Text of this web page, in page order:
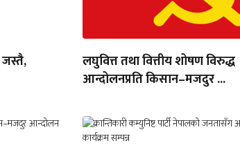
लघुवित्त तथा वित्तीय शोषण विरुद्ध
आन्दोलनप्रति किसान–मजदुर ...